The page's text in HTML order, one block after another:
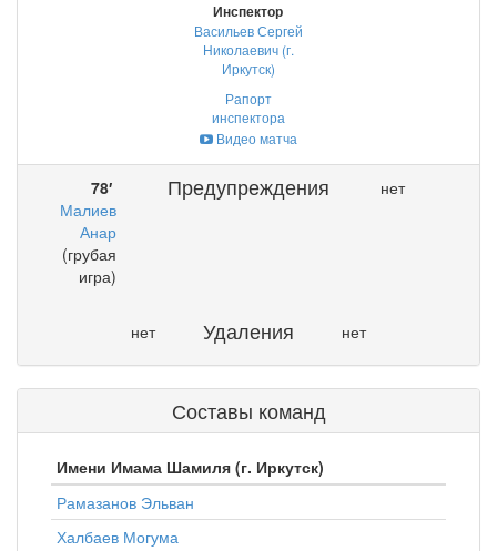
Инспектор
Васильев Сергей
Николаевич (г.
Иркутск)
Рапорт
инспектора
Видео матча
78′
Малиев
Анар
(грубая
игра)
Предупреждения нет
нет Удаления нет
Составы команд
Имени Имама Шамиля (г. Иркутск)
Рамазанов Эльван
Халбаев Могума